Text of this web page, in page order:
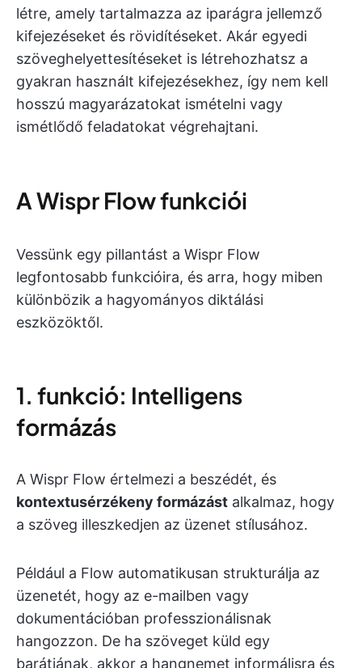
létre, amely tartalmazza az iparágra jellemző
kifejezéseket és rövidítéseket. Akár egyedi
szöveghelyettesítéseket is létrehozhatsz a
gyakran használt kifejezésekhez, így nem kell
hosszú magyarázatokat ismételni vagy
ismétlődő feladatokat végrehajtani.
A Wispr Flow funkciói
Vessünk egy pillantást a Wispr Flow
legfontosabb funkcióira, és arra, hogy miben
különbözik a hagyományos diktálási
eszközöktől.
1. funkció: Intelligens
formázás
A Wispr Flow értelmezi a beszédét, és
kontextusérzékeny formázást alkalmaz, hogy
a szöveg illeszkedjen az üzenet stílusához.
Például a Flow automatikusan strukturálja az
üzenetét, hogy az e-mailben vagy
dokumentációban professzionálisnak
hangozzon. De ha szöveget küld egy
barátjának, akkor a hangnemet informálisra és